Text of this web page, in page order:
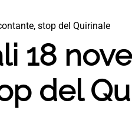
stop del Quirinale
18
del